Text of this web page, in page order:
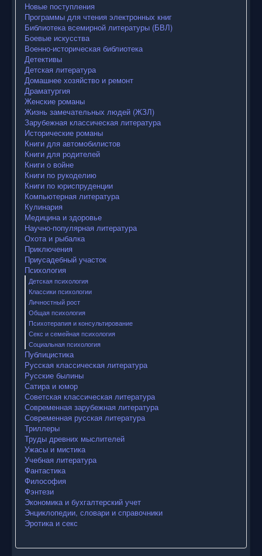
Новые поступления
Программы для чтения электронных книг
Библиотека всемирной литературы (БВЛ)
Боевые искусства
Военно-историческая библиотека
Детективы
Детская литература
Домашнее хозяйство и ремонт
Драматургия
Женские романы
Жизнь замечательных людей (ЖЗЛ)
Зарубежная классическая литература
Исторические романы
Книги для автомобилистов
Книги для родителей
Книги о войне
Книги по рукоделию
Книги по юриспруденции
Компьютерная литература
Кулинария
Медицина и здоровье
Научно-популярная литература
Охота и рыбалка
Приключения
Приусадебный участок
Психология
Детская психология
Классики психологии
Личностный рост
Общая психология
Психотерапия и консультирование
Секс и семейная психология
Социальная психология
Публицистика
Русская классическая литература
Русские былины
Сатира и юмор
Советская классическая литература
Современная зарубежная литература
Современная русская литература
Триллеры
Труды древних мыслителей
Ужасы и мистика
Учебная литература
Фантастика
Философия
Фэнтези
Экономика и бухгалтерский учет
Энциклопедии, словари и справочники
Эротика и секс